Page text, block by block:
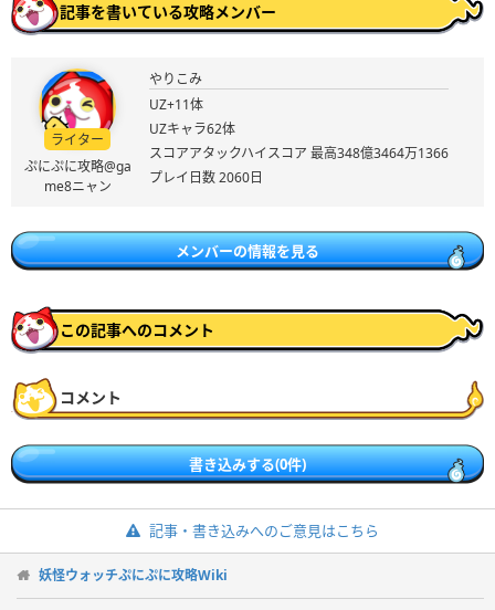
記事を書いている攻略メンバー
ライター
ぷにぷに攻略@ga
me8ニャン
やりこみ
UZ+11体
UZキャラ62体
スコアアタックハイスコア 最高348億3464万1366
プレイ日数 2060日
メンバーの情報を見る
この記事へのコメント
コメント
書き込みする(0件)
記事・書き込みへのご意見はこちら
妖怪ウォッチぷにぷに攻略Wiki